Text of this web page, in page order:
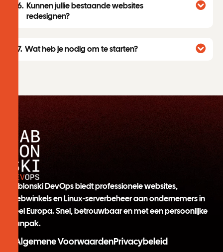
Kunnen jullie bestaande websites
redesignen?
Wat heb je nodig om te starten?
Jablonski DevOps biedt professionele websites,
webwinkels en Linux-serverbeheer aan ondernemers in
heel Europa. Snel, betrouwbaar en met een persoonlijke
aanpak.
Algemene VoorwaardenPrivacybeleid